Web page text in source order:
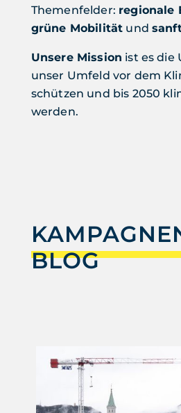
Themenfelder: regionale
grüne Mobilität und
Unsere Mission ist es die
unser Umfeld vor dem
schützen und bis 2050
werden.
BLOG